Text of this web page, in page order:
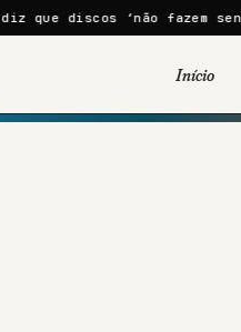
fazem sentido’ e
Início
Viral